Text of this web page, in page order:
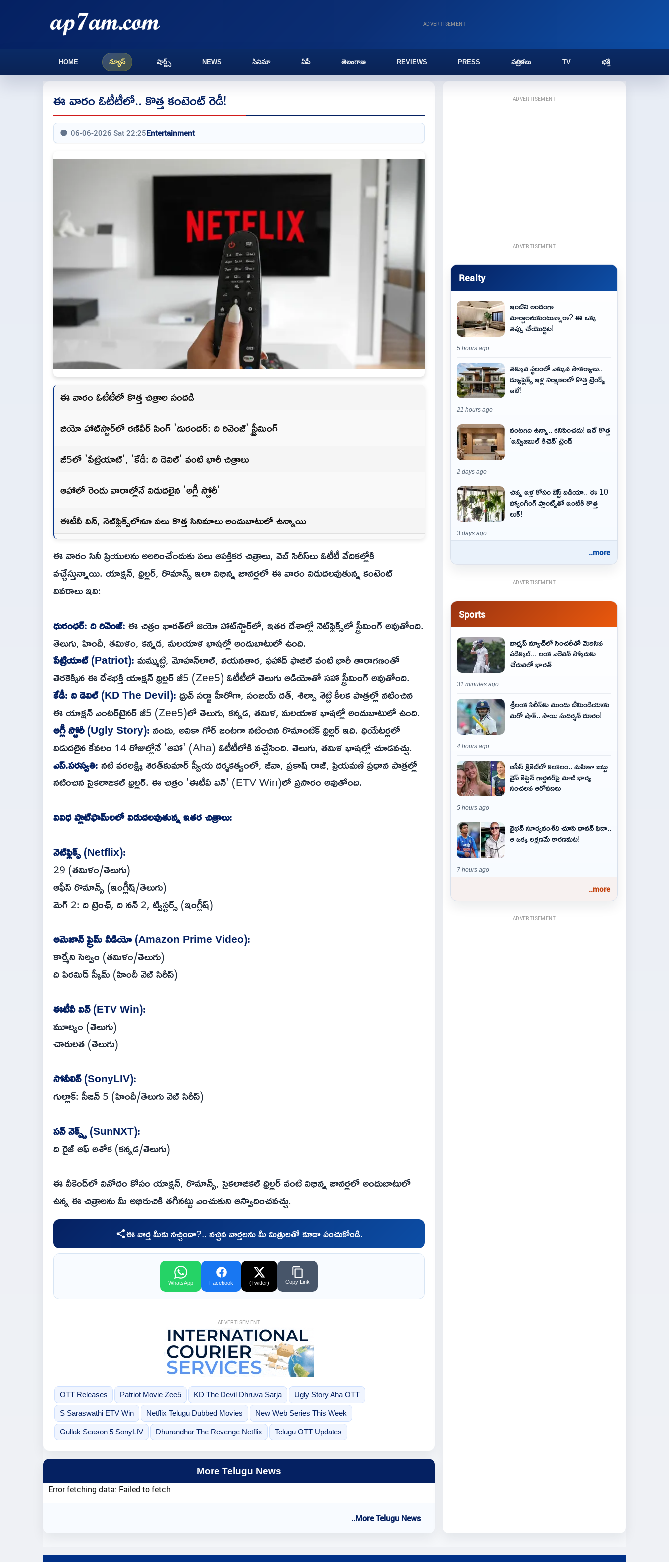
ADVERTISEMENT
HOME న్యూస్ షార్ట్స్ NEWS సినిమా ఏపీ తెలంగాణ REVIEWS PRESS పత్రికలు TV భక్తి
ఈ వారం ఓటీటీలో.. కొత్త కంటెంట్‌ రెడీ!
06-06-2026 Sat 22:25Entertainment
ఈ వారం ఓటీటీలో కొత్త చిత్రాల సందడి
జియో హాట్‌స్టార్‌లో రణ్‌వీర్ సింగ్ 'దురందర్: ది రివెంజ్' స్ట్రీమింగ్
జీ5లో 'పేట్రియాట్', 'కేడీ: ది డెవిల్' వంటి భారీ చిత్రాలు
ఆహాలో రెండు వారాల్లోనే విడుదలైన 'అగ్లీ స్టోరీ'
ఈటీవీ విన్, నెట్‌ఫ్లిక్స్‌లోనూ పలు కొత్త సినిమాలు అందుబాటులో ఉన్నాయి
ఈ వారం సినీ ప్రియులను అలరించేందుకు పలు ఆసక్తికర చిత్రాలు, వెబ్ సిరీస్‌లు ఓటీటీ వేదికల్లోకి
వచ్చేస్తున్నాయి. యాక్షన్, థ్రిల్లర్, రొమాన్స్ ఇలా విభిన్న జానర్లలో ఈ వారం విడుదలవుతున్న కంటెంట్
వివరాలు ఇవి:
ధురంధర్: ది రివెంజ్:ఈ చిత్రం భారత్‌లో జియో హాట్‌స్టార్‌లో, ఇతర దేశాల్లో నెట్‌ఫ్లిక్స్‌లో స్ట్రీమింగ్ అవుతోంది.
తెలుగు, హిందీ, తమిళం, కన్నడ, మలయాళ భాషల్లో అందుబాటులో ఉంది.
పేట్రియాట్ (Patriot):మమ్ముట్టి, మోహన్‌లాల్, నయనతార, ఫహాద్ ఫాజిల్ వంటి భారీ తారాగణంతో
తెరకెక్కిన ఈ దేశభక్తి యాక్షన్ థ్రిల్లర్ జీ5 (Zee5) ఓటీటీలో తెలుగు ఆడియోతో సహా స్ట్రీమింగ్ అవుతోంది.
కేడీ: ది డెవిల్ (KD The Devil):ధ్రువ్ సర్జా హీరోగా, సంజయ్ దత్, శిల్పా శెట్టి కీలక పాత్రల్లో నటించిన
ఈ యాక్షన్ ఎంటర్‌టైనర్ జీ5 (Zee5)లో తెలుగు, కన్నడ, తమిళ, మలయాళ భాషల్లో అందుబాటులో ఉంది.
అగ్లీ స్టోరీ (Ugly Story):నందు, అవికా గోర్ జంటగా నటించిన రొమాంటిక్ థ్రిల్లర్ ఇది. థియేటర్లలో
విడుదలైన కేవలం 14 రోజుల్లోనే 'ఆహా' (Aha) ఓటీటీలోకి వచ్చేసింది. తెలుగు, తమిళ భాషల్లో చూడవచ్చు.
ఎస్.సరస్వతి:నటి వరలక్ష్మి శరత్‌కుమార్ స్వీయ దర్శకత్వంలో, జీవా, ప్రకాష్ రాజ్, ప్రియమణి ప్రధాన పాత్రల్లో
నటించిన సైకలాజికల్ థ్రిల్లర్. ఈ చిత్రం 'ఈటీవీ విన్' (ETV Win)లో ప్రసారం అవుతోంది.
వివిధ ప్లాట్‌ఫామ్‌లలో విడుదలవుతున్న ఇతర చిత్రాలు:
నెట్‌ఫ్లిక్స్ (Netflix):
29 (తమిళం/తెలుగు)
ఆఫీస్ రొమాన్స్ (ఇంగ్లీష్/తెలుగు)
మెగ్ 2: ది ట్రెంఛ్, ది నన్ 2, ట్విస్టర్స్ (ఇంగ్లీష్)
అమెజాన్ ప్రైమ్ వీడియో (Amazon Prime Video):
కార్మేని సెల్వం (తమిళం/తెలుగు)
ది పిరమిడ్ స్కీమ్ (హిందీ వెబ్ సిరీస్)
ఈటీవీ విన్ (ETV Win):
మూల్యం (తెలుగు)
చారులత (తెలుగు)
సోనీలివ్ (SonyLIV):
గుల్లాక్: సీజన్ 5 (హిందీ/తెలుగు వెబ్ సిరీస్)
సన్ నెక్స్ట్ (SunNXT):
ది రైజ్ ఆఫ్ అశోక (కన్నడ/తెలుగు)
ఈ వీకెండ్‌లో వినోదం కోసం యాక్షన్, రొమాన్స్, సైకలాజికల్ థ్రిల్లర్ వంటి విభిన్న జానర్లలో అందుబాటులో
ఉన్న ఈ చిత్రాలను మీ అభిరుచికి తగినట్టు ఎంచుకుని ఆస్వాదించవచ్చు.
ఈ వార్త మీకు నచ్చిందా?.. నచ్చిన వార్తలను మీ మిత్రులతో కూడా పంచుకోండి.
WhatsApp Facebook (Twitter) Copy Link
ADVERTISEMENT
OTT Releases Patriot Movie Zee5 KD The Devil Dhruva Sarja Ugly Story Aha OTT
S Saraswathi ETV Win Netflix Telugu Dubbed Movies New Web Series This Week
Gullak Season 5 SonyLIV Dhurandhar The Revenge Netflix Telugu OTT Updates
More Telugu News
Error fetching data: Failed to fetch
..More Telugu News
ADVERTISEMENT
ADVERTISEMENT
Realty
ఇంటిని అందంగా
మార్చాలనుకుంటున్నారా? ఈ ఒక్క
తప్పు చేయొద్దట!
5 hours ago
తక్కువ స్థలంలో ఎక్కువ సౌకర్యాలు..
డ్యూప్లెక్స్ ఇళ్ల నిర్మాణంలో కొత్త ట్రెండ్స్
ఇవే!
21 hours ago
వంటగది ఉన్నా.. కనిపించదు! ఇదే కొత్త
'ఇన్విజిబుల్ కిచెన్' ట్రెండ్
2 days ago
చిన్న ఇళ్ల కోసం బెస్ట్ ఐడియా.. ఈ 10
హ్యాంగింగ్ ప్లాంట్స్‌తో ఇంటికి కొత్త
లుక్!
3 days ago
..more
ADVERTISEMENT
Sports
వార్మప్ మ్యాచ్‌లో సెంచరీతో మెరిసిన
పడిక్కల్... లంక ఎలెవన్ స్కోరుకు
చేరువలో భారత్
31 minutes ago
శ్రీలంక సిరీస్‌కు ముందు టీమిండియాకు
మరో షాక్‌.. సాయి సుదర్శన్‌ దూరం!
4 hours ago
ఆసీస్ క్రికెట్‌లో కలకలం.. మహిళా జట్టు
వైస్ కెప్టెన్ గార్డనర్‌పై మాజీ భార్య
సంచలన ఆరోపణలు
5 hours ago
వైభవ్‌ సూర్యవంశీని చూసి ధావన్‌ ఫిదా..
ఆ ఒక్క లక్షణమే కారణమట!
7 hours ago
..more
ADVERTISEMENT